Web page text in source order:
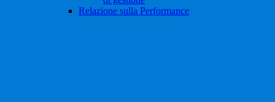
Relazione sulla Performance